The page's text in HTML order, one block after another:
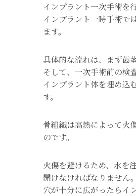
インプラント一次手術を
インプラント一時手術で
ます。
具体的な流れは、まず歯
そして、一次手術前の検
インプラント体を埋め込
す。
骨組織は高熱によって火
のです。
火傷を避けるため、水を
開けなければなりません。
穴が十分に広がったらイ